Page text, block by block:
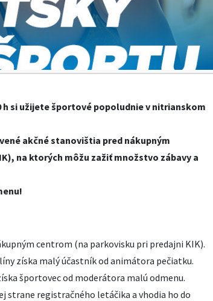
h si užijete športové popoludnie v nitrianskom
akčné stanovištia pred nákupným
na ktorých môžu zažiť množstvo zábavy a
centrom (na parkovisku pri predajni KIK).
získa malý účastník od animátora pečiatku.
športovec od moderátora malú odmenu.
strane registračného letáčika a vhodia ho do